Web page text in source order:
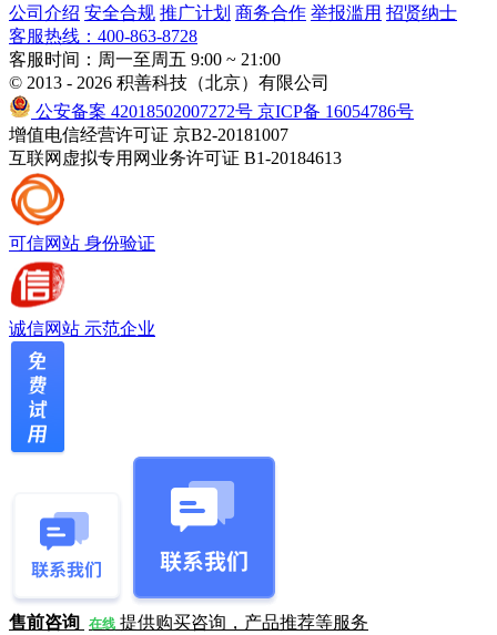
公司介绍 安全合规 推广计划 商务合作 举报滥用 招贤纳士
客服热线：400-863-8728
客服时间：周一至周五 9:00 ~ 21:00
© 2013 - 2026 积善科技（北京）有限公司
公安备案 42018502007272号 京ICP备 16054786号
增值电信经营许可证 京B2-20181007
互联网虚拟专用网业务许可证 B1-20184613
可信网站 身份验证
诚信网站 示范企业
售前咨询 在线 提供购买咨询，产品推荐等服务